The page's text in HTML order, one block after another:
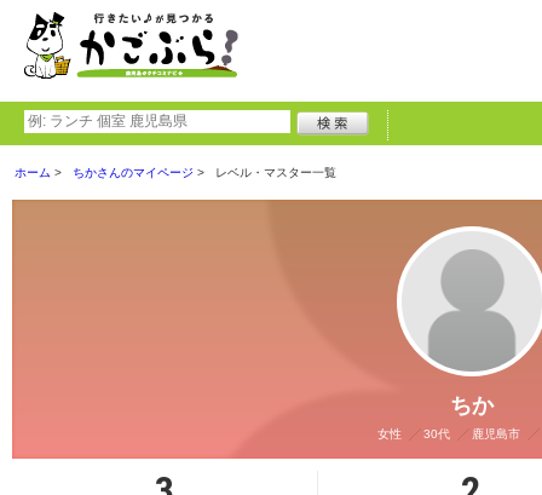
ホーム ちかさんのマイページ レベル・マスター一覧
ちか
女性 30代 鹿児島市